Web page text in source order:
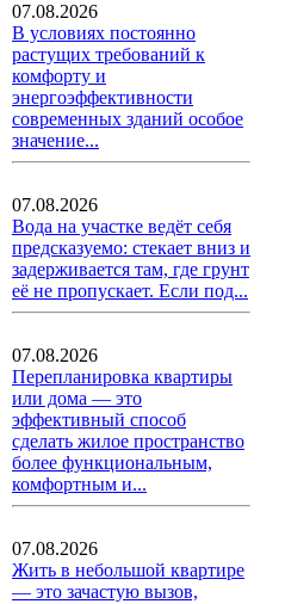
07.08.2026
В условиях постоянно
растущих требований к
комфорту и
энергоэффективности
современных зданий особое
значение...
07.08.2026
Вода на участке ведёт себя
предсказуемо: стекает вниз и
задерживается там, где грунт
её не пропускает. Если под...
07.08.2026
Перепланировка квартиры
или дома — это
эффективный способ
сделать жилое пространство
более функциональным,
комфортным и...
07.08.2026
Жить в небольшой квартире
— это зачастую вызов,